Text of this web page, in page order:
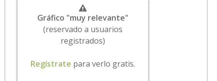
Gráfico "muy relevante"
(reservado a usuarios
registrados)
Regístrate para verlo gratis.